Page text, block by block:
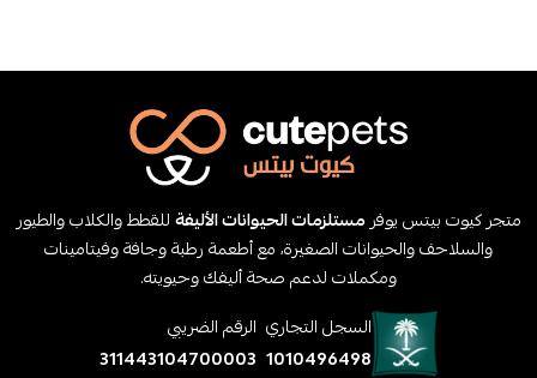
متجر كيوت بيتس يوفر مستلزمات الحيوانات الأليفةللقطط والكلاب والطيور
والسلاحف والحيوانات الصغيرة، مع أطعمة رطبة وجافة وفيتامينات
ومكملات لدعم صحة أليفك وحيويته.
السجل التجاري
1010496498
الرقم الضريبي
311443104700003